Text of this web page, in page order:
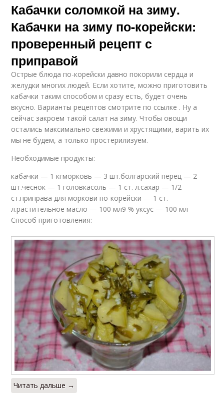
Кабачки соломкой на зиму.
Кабачки на зиму по-корейски:
проверенный рецепт с
приправой
Острые блюда по-корейски давно покорили сердца и
желудки многих людей. Если хотите, можно приготовить
кабачки таким способом и сразу есть, будет очень
вкусно. Варианты рецептов смотрите по ссылке . Ну а
сейчас закроем такой салат на зиму. Чтобы овощи
остались максимально свежими и хрустящими, варить их
мы не будем, а только простерилизуем.
Необходимые продукты:
кабачки — 1 кгморковь — 3 шт.болгарский перец — 2
шт.чеснок — 1 головкасоль — 1 ст. л.сахар — 1/2
ст.приправа для моркови по-корейски — 1 ст.
л.растительное масло — 100 мл9 % уксус — 100 мл
Способ приготовления:
Читать дальше →